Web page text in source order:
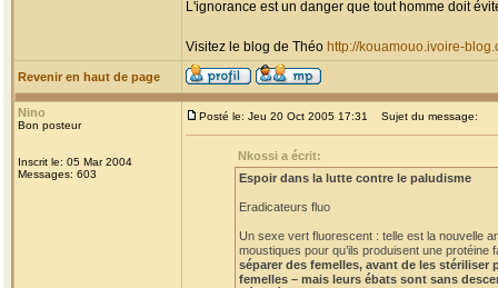
L'ignorance est un danger que tout homme doit
Visitez le blog de Théo http://kouamouo.ivoire-
Revenir en haut de page
Nino
Bon posteur
Inscrit le: 05 Mar 2004
Messages: 603
Posté le: Jeu 20 Oct 2005 17:31 Sujet du message:
Nkossi a écrit:
Espoir dans la lutte contre le paludisme
Eradicateurs fluo
Un sexe vert fluorescent : telle est la nouvelle
moustiques pour qu’ils produisent une
séparer des femelles, avant de les stériliser
femelles – mais leurs ébats sont sans